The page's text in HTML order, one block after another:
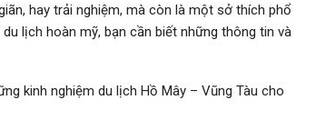
hay trải nghiệm, mà còn là một sở thích phổ
lịch hoàn mỹ, bạn cần biết những thông tin và
kinh nghiệm du lịch Hồ Mây – Vũng Tàu cho